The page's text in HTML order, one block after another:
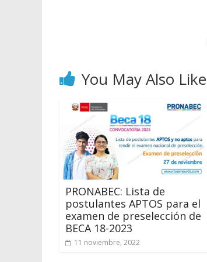
You May Also Like
PRONABEC: Lista de
postulantes APTOS para el
examen de preselección de
BECA 18-2023
11 noviembre, 2022